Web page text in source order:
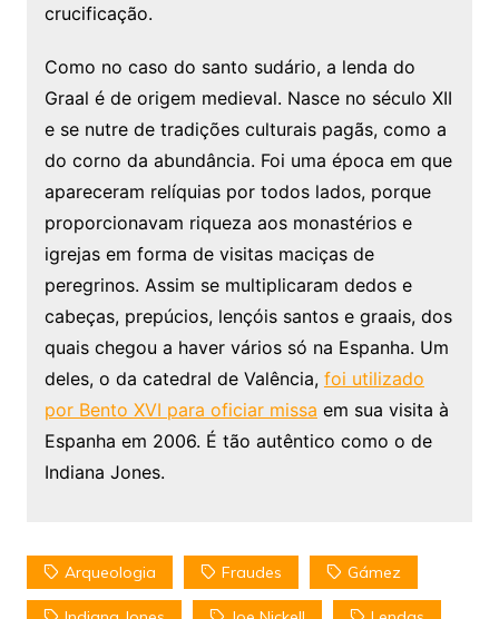
crucificação.
Como no caso do santo sudário, a lenda do
Graal é de origem medieval. Nasce no século XII
e se nutre de tradições culturais pagãs, como a
do corno da abundância. Foi uma época em que
apareceram relíquias por todos lados, porque
proporcionavam riqueza aos monastérios e
igrejas em forma de visitas maciças de
peregrinos. Assim se multiplicaram dedos e
cabeças, prepúcios, lençóis santos e graais, dos
quais chegou a haver vários só na Espanha. Um
deles, o da catedral de Valência, foi utilizado
por Bento XVI para oficiar missa em sua visita à
Espanha em 2006. É tão autêntico como o de
Indiana Jones.
Arqueologia Fraudes Gámez